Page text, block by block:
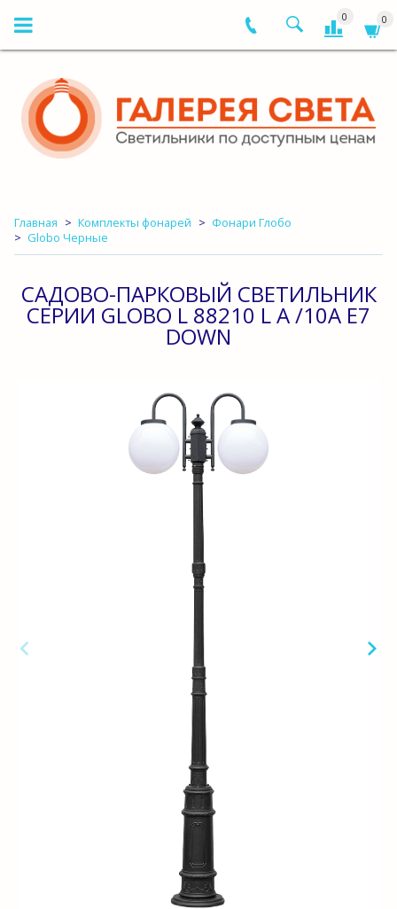
0 0
Главная Комплекты фонарей
Фонари Глобо
Globo Черные
САДОВО-ПАРКОВЫЙ СВЕТИЛЬНИК
СЕРИИ GLOBO L 88210 L A /10A E7
DOWN